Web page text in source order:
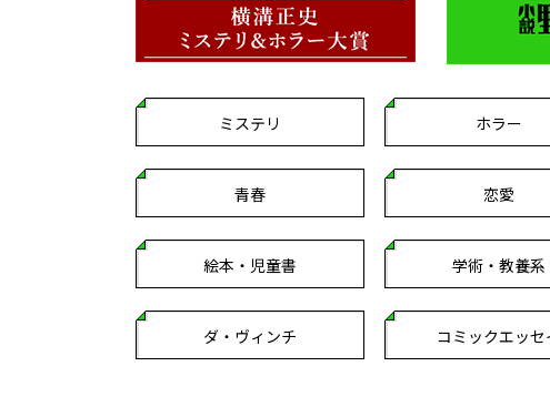
ミステリ ホラー
青春 恋愛
絵本・児童書 学術・教養系
ダ・ヴィンチ コミックエッセ